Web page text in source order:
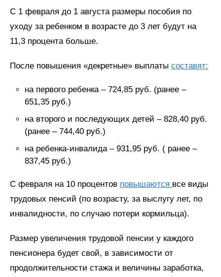
С 1 февраля до 1 августа размеры пособия по
уходу за ребенком в возрасте до 3 лет будут на
11,3 процента больше.
После повышения «декретные» выплаты составят:
на первого ребенка – 724,85 руб. (ранее –
651,35 руб.)
на второго и последующих детей – 828,40 руб.
(ранее – 744,40 руб.)
на ребенка-инвалида – 931,95 руб. ( ранее –
837,45 руб.)
С февраля на 10 процентов повышаются все виды
трудовых пенсий (по возрасту, за выслугу лет, по
инвалидности, по случаю потери кормильца).
Размер увеличения трудовой пенсии у каждого
пенсионера будет свой, в зависимости от
продолжительности стажа и величины заработка,